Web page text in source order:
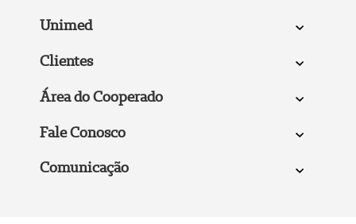
Unimed
Clientes
Área do Cooperado
Fale Conosco
Comunicação